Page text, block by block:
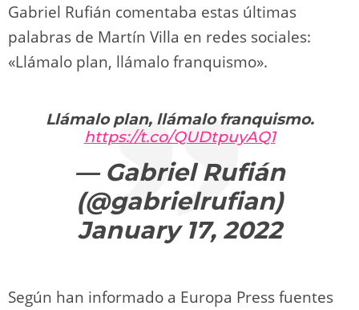
Gabriel Rufián comentaba estas últimas
palabras de Martín Villa en redes sociales:
«Llámalo plan, llámalo franquismo».
Llámalo plan, llámalo franquismo.
https://t.co/QUDtpuyAQ1
— Gabriel Rufián
(@gabrielrufian)
January 17, 2022
Según han informado a Europa Press fuentes